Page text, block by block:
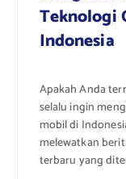
Teknologi
Indonesia
Apakah Anda
selalu ingin
mobil di
melewatkan
terbaru yang